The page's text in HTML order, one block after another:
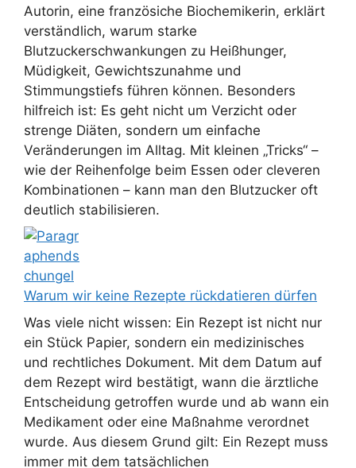
Autorin, eine französiche Biochemikerin, erklärt
verständlich, warum starke
Blutzuckerschwankungen zu Heißhunger,
Müdigkeit, Gewichtszunahme und
Stimmungstiefs führen können. Besonders
hilfreich ist: Es geht nicht um Verzicht oder
strenge Diäten, sondern um einfache
Veränderungen im Alltag. Mit kleinen „Tricks“ –
wie der Reihenfolge beim Essen oder cleveren
Kombinationen – kann man den Blutzucker oft
deutlich stabilisieren.
Warum wir keine Rezepte rückdatieren dürfen
Was viele nicht wissen: Ein Rezept ist nicht nur
ein Stück Papier, sondern ein medizinisches
und rechtliches Dokument. Mit dem Datum auf
dem Rezept wird bestätigt, wann die ärztliche
Entscheidung getroffen wurde und ab wann ein
Medikament oder eine Maßnahme verordnet
wurde. Aus diesem Grund gilt: Ein Rezept muss
immer mit dem tatsächlichen